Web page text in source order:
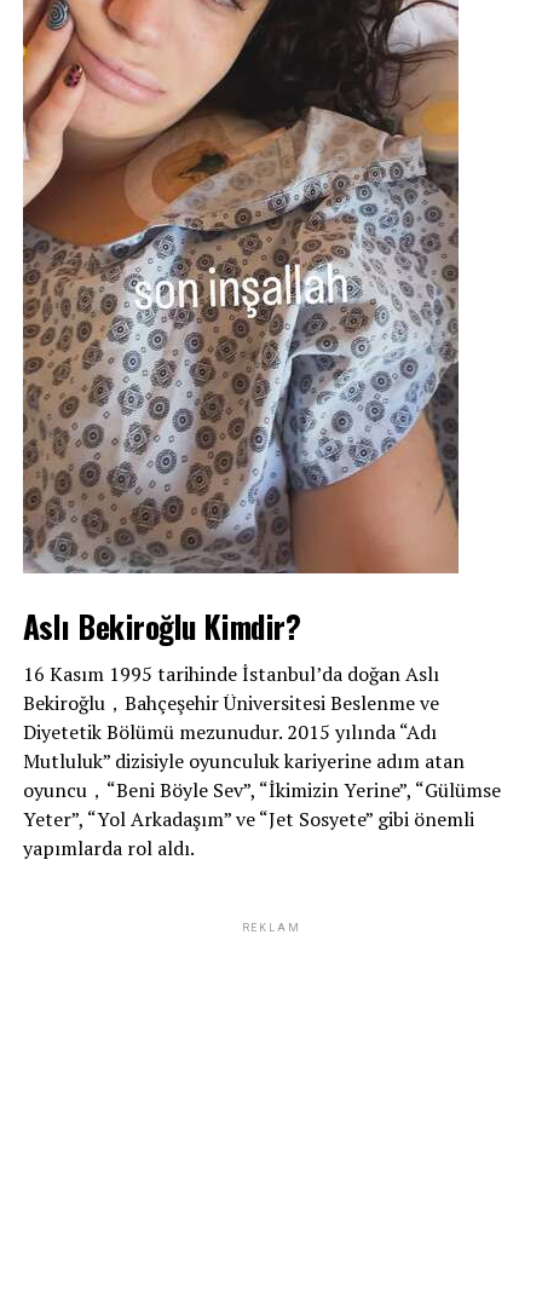
Aslı Bekiroğlu Kimdir?
16 Kasım 1995 tarihinde İstanbul’da doğan Aslı
Bekiroğlu，Bahçeşehir Üniversitesi Beslenme ve
Diyetetik Bölümü mezunudur. 2015 yılında “Adı
Mutluluk” dizisiyle oyunculuk kariyerine adım atan
oyuncu，“Beni Böyle Sev”, “İkimizin Yerine”, “Gülümse
Yeter”, “Yol Arkadaşım” ve “Jet Sosyete” gibi önemli
yapımlarda rol aldı.
REKLAM